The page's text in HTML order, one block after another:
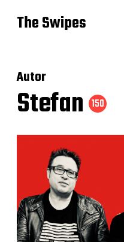
The Swipes
Autor
Stefan 150